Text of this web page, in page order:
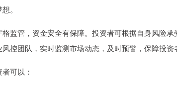
。
监管，资金安全有保障。投资者可根据自身风险
控团队，实时监测市场动态，及时预警，保障投资
可以：